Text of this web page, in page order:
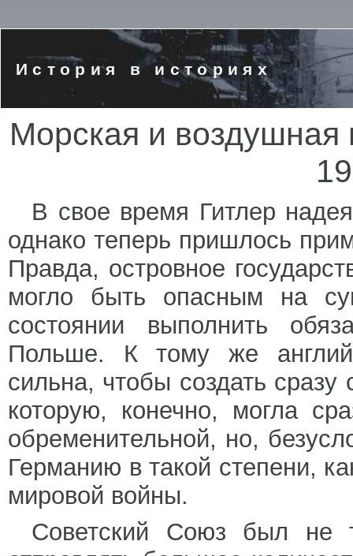
История в историях
Морская и воздушная
В свое время Гитлер
однако теперь пришлось
Правда, островное
могло быть опасным на
состоянии выполнить
Польше. К тому же
сильна, чтобы создать
которую, конечно, могла
обременительной, но,
Германию в такой степени,
мировой войны.
Советский Союз был не